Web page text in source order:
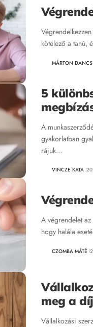
kötelező a tanú,
MÁRTON DANCS
5
A
gyakorlatban
rájuk…
VINCZE KATA
A végrendelet
hogy halála
CZOMBA MÁTÉ
meg a
Vállalkozási